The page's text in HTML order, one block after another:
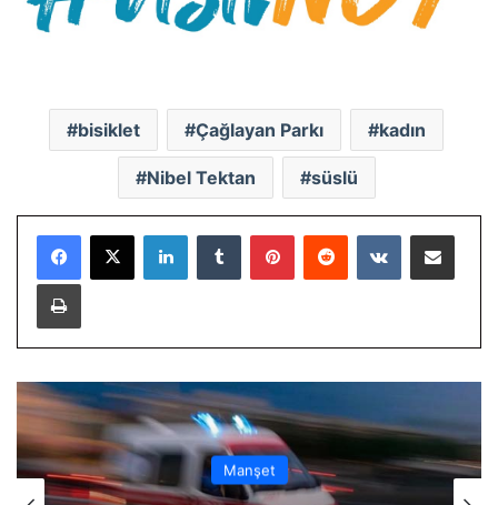
bisiklet Çağlayan Parkı kadın
Nibel Tektan süslü
LinkedInTumblr PinterestReddit VKontakteE-Posta ile paylaş
Yazdır
Manşet